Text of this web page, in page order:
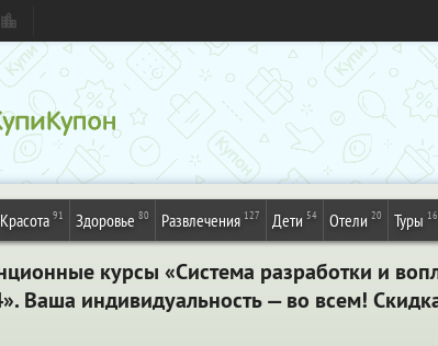
Красота 91 Здоровье 80 Развлечения 127 Дети 54 Отели 20 Туры 16
курсы «Система разработки и
Ваша индивидуальность — во всем!